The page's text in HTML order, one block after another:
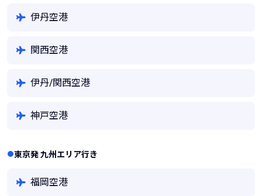
伊丹空港
関西空港
伊丹/関西空港
神戸空港
東京発 九州エリア行き
福岡空港